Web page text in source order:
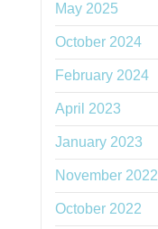
May 2025
October 2024
February 2024
April 2023
January 2023
November 2022
October 2022